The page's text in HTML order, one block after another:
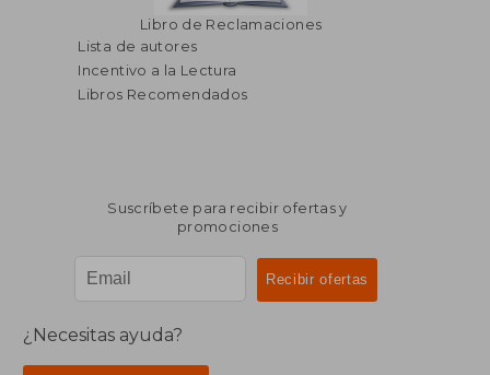
Libro de Reclamaciones
Lista de autores
Incentivo a la Lectura
Libros Recomendados
Suscríbete para recibir ofertas y
promociones
¿Necesitas ayuda?